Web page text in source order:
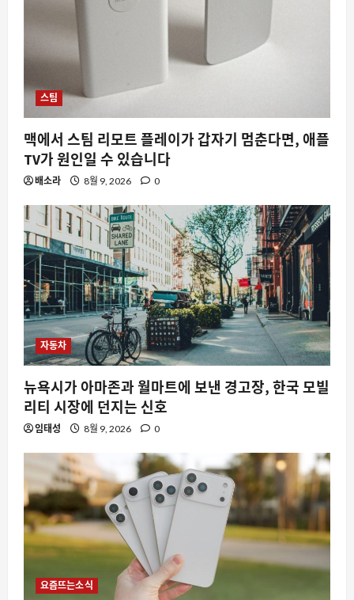
스팀
맥에서 스팀 리모트 플레이가 갑자기 멈춘다면, 애플
TV가 원인일 수 있습니다
배소라 8월 9, 2026 0
자동차
뉴욕시가 아마존과 월마트에 보낸 경고장, 한국 모빌
리티 시장에 던지는 신호
임태성 8월 9, 2026 0
요즘뜨는소식